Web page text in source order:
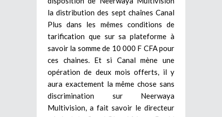
la distribution des sept chaînes Canal
Plus dans les mêmes conditions de
tarification que sur sa plateforme à
savoir la somme de 10 000 F CFA pour
ces chaines. Et si Canal mène une
opération de deux mois offerts, il y
aura exactement la même chose sans
discrimination sur Neerwaya
Multivision, a fait savoir le directeur